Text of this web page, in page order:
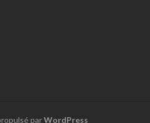
parWordPress